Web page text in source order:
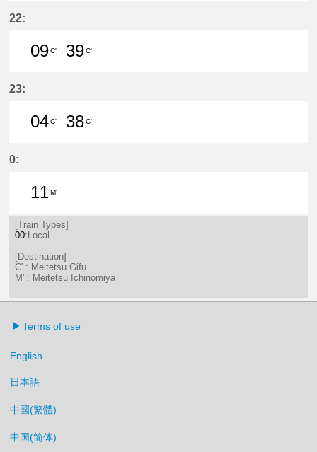
22:
09C'
39C'
23:
04C'
38C'
0:
11
11分はつ LocalMeitetsu
M'
[Train Types]
00:Local
[Destination]
C' : Meitetsu Gifu
M' : Meitetsu Ichinomiya
Terms of use
English
日本語
中國(繁體)
中国(简体)